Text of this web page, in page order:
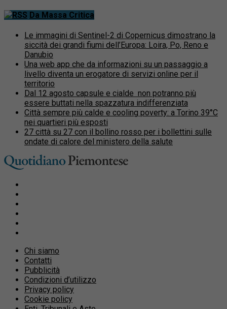
Da Massa Critica
Le immagini di Sentinel-2 di Copernicus dimostrano la
siccità dei grandi fiumi dell’Europa: Loira, Po, Reno e
Danubio
Una web app che da informazioni su un passaggio a
livello diventa un erogatore di servizi online per il
territorio
Dal 12 agosto capsule e cialde non potranno più
essere buttati nella spazzatura indifferenziata
Città sempre più calde e cooling poverty: a Torino 39°C
nei quartieri più esposti
27 città su 27 con il bollino rosso per i bollettini sulle
ondate di calore del ministero della salute
Chi siamo
Contatti
Pubblicità
Condizioni d’utilizzo
Privacy policy
Cookie policy